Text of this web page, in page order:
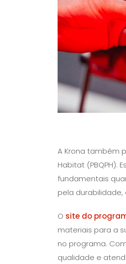
A Krona também
Habitat (PBQPH).
fundamentais
pela
O site do
materiais para a
no programa.
qualidade e